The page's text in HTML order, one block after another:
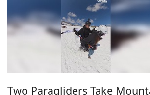
Two Paragliders Take